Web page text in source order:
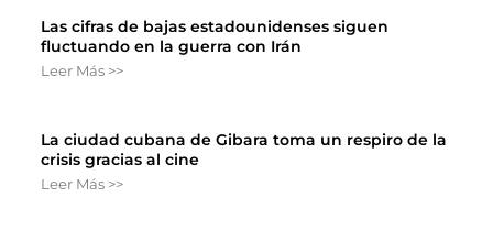
Las cifras de bajas estadounidenses siguen
fluctuando en la guerra con Irán
Leer Más >>
La ciudad cubana de Gibara toma un respiro de la
crisis gracias al cine
Leer Más >>